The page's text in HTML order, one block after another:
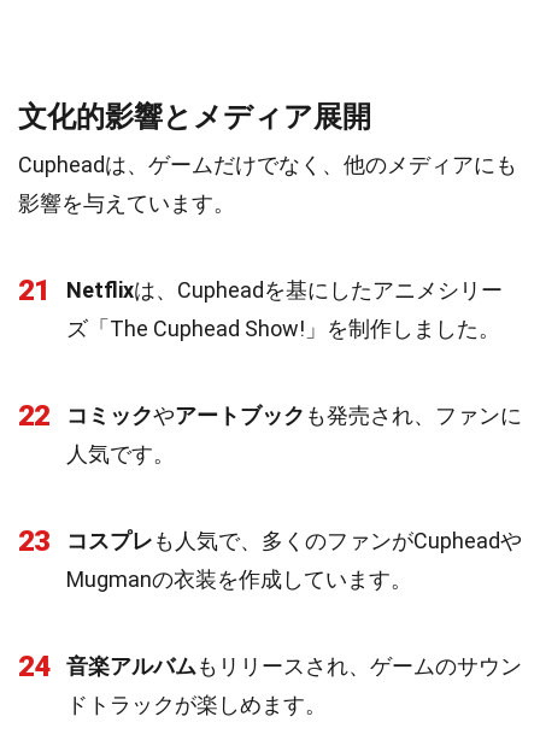
文化的影響とメディア展開
Cupheadは、ゲームだけでなく、他のメディアにも
影響を与えています。
21 Netflixは、Cupheadを基にしたアニメシリー
ズ「The Cuphead Show!」を制作しました。
22 コミックやアートブック も発売され、ファンに
人気です。
23 コスプレも人気で、多くのファンがCupheadや
Mugmanの衣装を作成しています。
24 音楽アルバムもリリースされ、ゲームのサウン
ドトラックが楽しめます。